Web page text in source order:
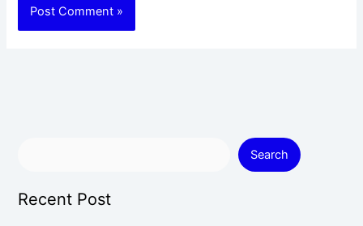
Search
Recent Post